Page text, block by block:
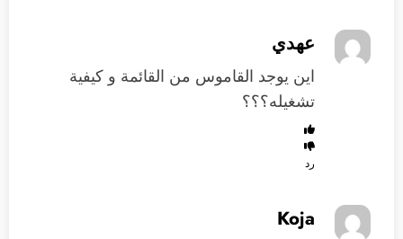
عهدي
اين يوجد القاموس من القائمة و كيفية
تشغيله؟؟؟
رد
Koja